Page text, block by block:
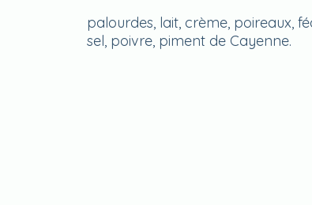
palourdes, lait, crème, poireaux,
sel, poivre, piment de Cayenne.